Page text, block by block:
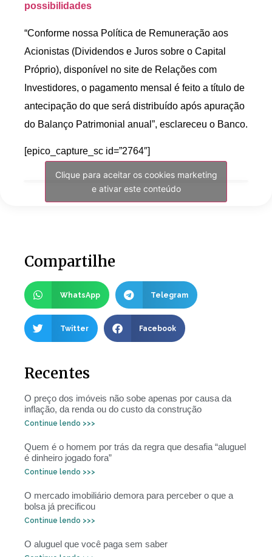
possibilidades
“Conforme nossa Política de Remuneração aos
Acionistas (Dividendos e Juros sobre o Capital
Próprio), disponível no site de Relações com
Investidores, o pagamento mensal é feito a título de
antecipação do que será distribuído após apuração
do Balanço Patrimonial anual”, esclareceu o Banco.
[epico_capture_sc id=”2764″]
Clique para aceitar os cookies marketing
e ativar este conteúdo
Compartilhe
WhatsApp Telegram
Twitter Facebook
Recentes
O preço dos imóveis não sobe apenas por causa da
inflação, da renda ou do custo da construção
Continue lendo >>>
Quem é o homem por trás da regra que desafia “aluguel
é dinheiro jogado fora”
Continue lendo >>>
O mercado imobiliário demora para perceber o que a
bolsa já precificou
Continue lendo >>>
O aluguel que você paga sem saber